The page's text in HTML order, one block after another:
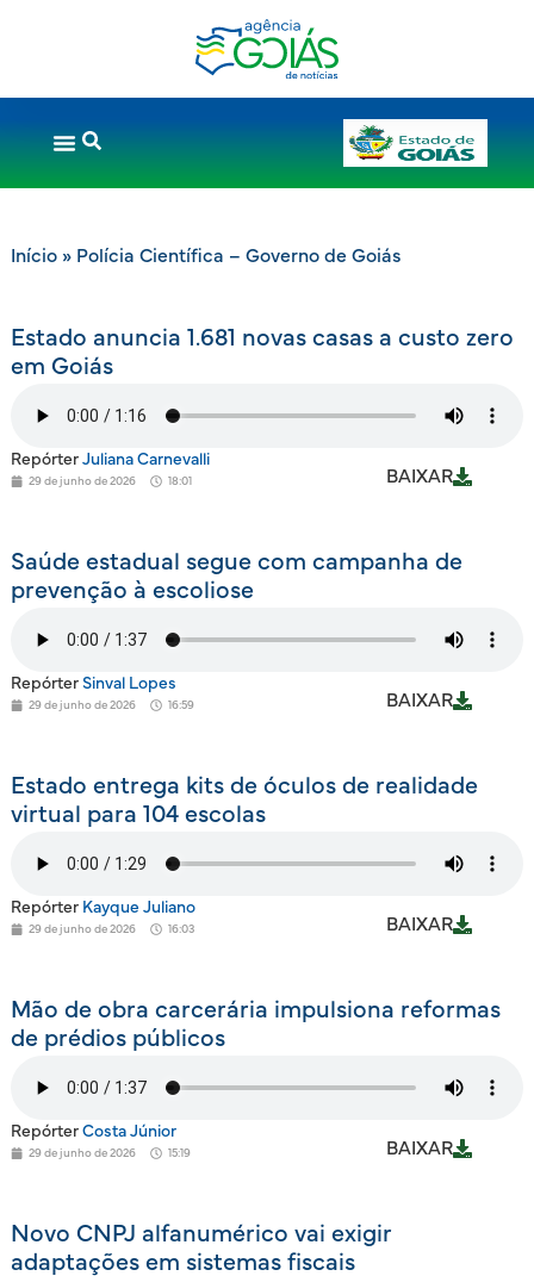
Início» Polícia Científica – Governo de Goiás
Estado anuncia 1.681 novas casas a custo zero
em Goiás
Repórter Juliana Carnevalli
29 de junho de 2026 18:01 BAIXAR
Saúde estadual segue com campanha de
prevenção à escoliose
Repórter Sinval Lopes
29 de junho de 2026 16:59 BAIXAR
Estado entrega kits de óculos de realidade
virtual para 104 escolas
Repórter Kayque Juliano
29 de junho de 2026 16:03 BAIXAR
Mão de obra carcerária impulsiona reformas
de prédios públicos
Repórter Costa Júnior
29 de junho de 2026 15:19 BAIXAR
Novo CNPJ alfanumérico vai exigir
adaptações em sistemas fiscais